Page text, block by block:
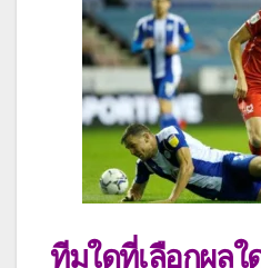
ทีมใดที่เลือกผลใ